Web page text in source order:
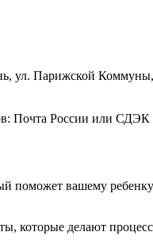
ул. Парижской
Почта России или СДЭК
поможет вашему
которые делают